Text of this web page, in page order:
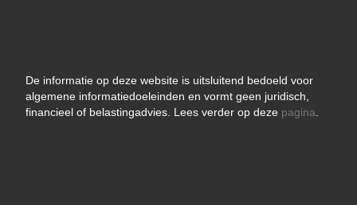
De informatie op deze website is uitsluitend bedoeld voor
algemene informatiedoeleinden en vormt geen juridisch,
financieel of belastingadvies. Lees verder op deze pagina.